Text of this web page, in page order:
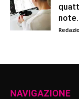
NAVIGAZIONE